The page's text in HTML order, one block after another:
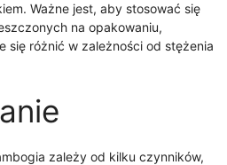
Ważne jest, aby stosować się
na opakowaniu,
się różnić w zależności od stężenia
zależy od kilku czynników,